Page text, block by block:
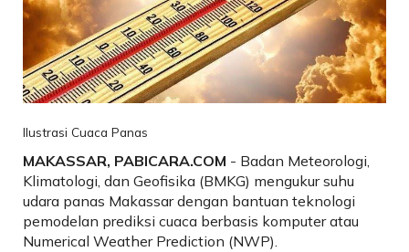
Ilustrasi Cuaca Panas
MAKASSAR, PABICARA.COM - Badan Meteorologi,
Klimatologi, dan Geofisika (BMKG) mengukur suhu
udara panas Makassar dengan bantuan teknologi
pemodelan prediksi cuaca berbasis komputer atau
Numerical Weather Prediction (NWP).